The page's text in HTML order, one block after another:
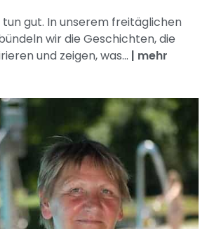
gut. In unserem freitäglichen
wir die Geschichten, die
und zeigen, was... | mehr